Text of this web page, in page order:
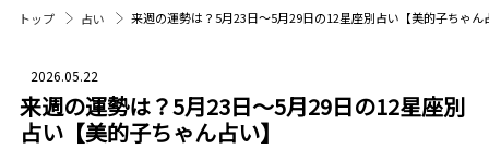
トップ 占い 来週の運勢は？5月23日～5月29日の12星座別占い【美的子ちゃん
2026.05.22
来週の運勢は？5月23日～5月29日の12星座別
占い【美的子ちゃん占い】